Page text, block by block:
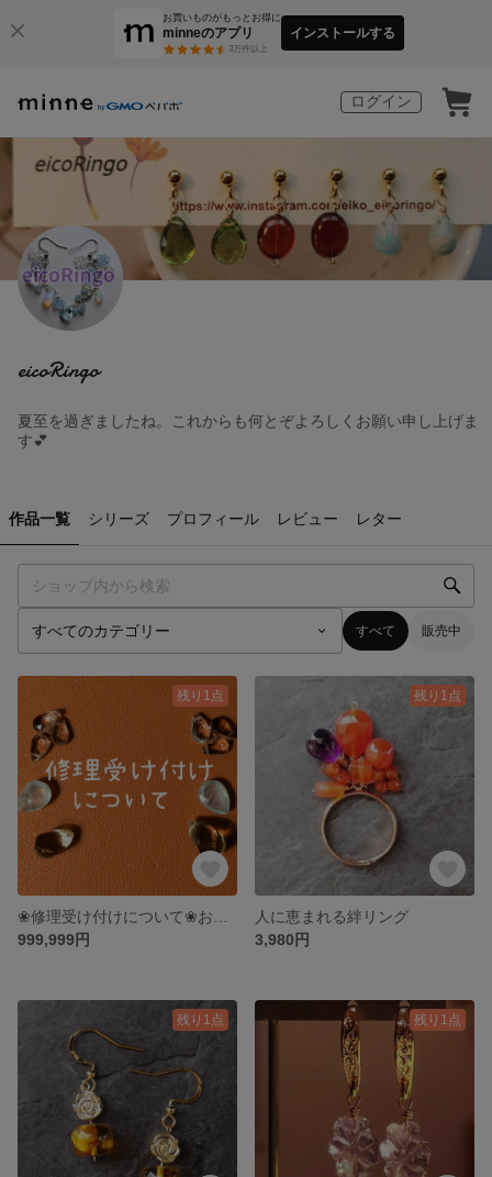
お買いものがもっとお得に
minneのアプリ
3万件以上
インストールする
ログイン
eicoRingo
夏至を過ぎましたね。これからも何とぞよろしくお願い申し上げま
す💕
作品一覧 シリーズ プロフィール レビュー レター
すべて 販売中
残り1点
999,999円
残り1点
人に恵まれる絆リング
3,980円
残り1点 残り1点